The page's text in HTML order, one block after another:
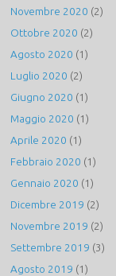
Novembre 2020 (2)
Ottobre 2020 (2)
Agosto 2020 (1)
Luglio 2020 (2)
Giugno 2020 (1)
Maggio 2020 (1)
Aprile 2020 (1)
Febbraio 2020 (1)
Gennaio 2020 (1)
Dicembre 2019 (2)
Novembre 2019 (2)
Settembre 2019 (3)
Agosto 2019 (1)